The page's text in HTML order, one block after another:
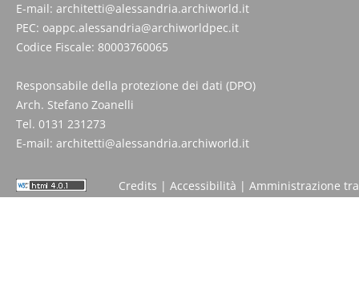
E-mail: architetti@alessandria.archiworld.it
PEC: oappc.alessandria@archiworldpec.it
Codice Fiscale: 80003760065
Responsabile della protezione dei dati (DPO)
Arch. Stefano Zoanelli
Tel. 0131 231273
E-mail: architetti@alessandria.archiworld.it
Credits | Accessibilità | Amministrazione